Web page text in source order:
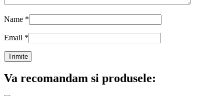
Name *
Email *
Va recomandam si produsele: